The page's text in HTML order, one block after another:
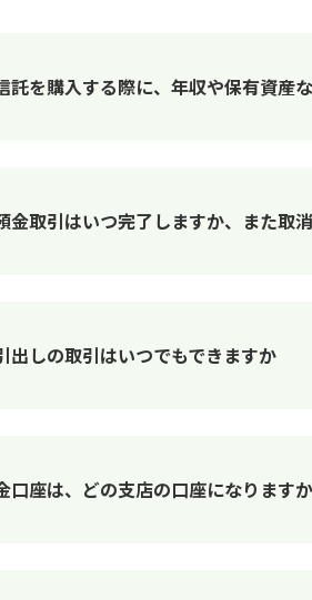
を購入する際に、年収や保有資産
取引はいつ完了しますか、また取
しの取引はいつでもできますか
座は、どの支店の口座になります